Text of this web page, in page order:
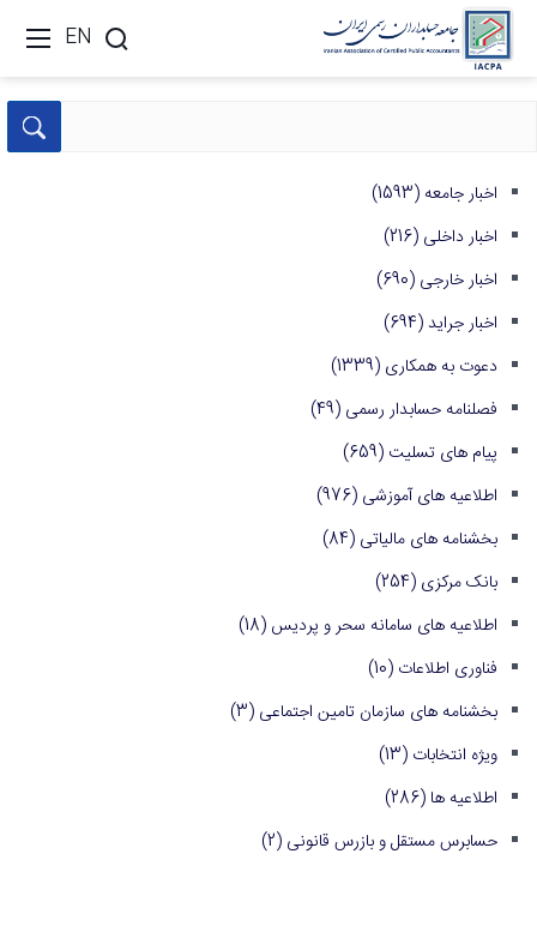
EN
اخبار جامعه (1593)
اخبار داخلی (216)
اخبار خارجی (690)
اخبار جراید(694)
دعوت به همکاری (1339)
فصلنامه حسابدار رسمی (49)
پیام های تسلیت (659)
اطلاعیه های آموزشی (976)
بخشنامه های مالیاتی (84)
بانک مرکزی (254)
اطلاعیه های سامانه سحر و پردیس (18)
فناوری اطلاعات (10)
بخشنامه های سازمان تامین اجتماعی (3)
ویژه انتخابات (13)
اطلاعیه ها (286)
حسابرس مستقل و بازرس قانونی (2)